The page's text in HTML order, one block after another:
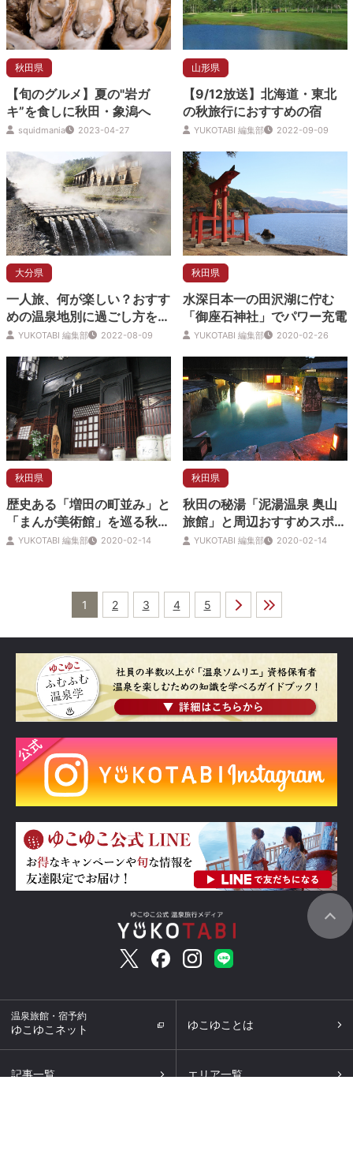
秋田県
【旬のグルメ】夏の"岩ガ
キ”を食しに秋田・象潟へ
squidmania 2023-04-27
山形県
【9/12放送】北海道・東北
の秋旅行におすすめの宿
YUKOTABI 編集部 2022-09-09
大分県
一人旅、何が楽しい？おすす
めの温泉地別に過ごし方をご
紹介YUKOTABI 編集部 2022-08-09
秋田県
水深日本一の田沢湖に佇む
「御座石神社」でパワー充電
YUKOTABI 編集部 2020-02-26
秋田県
歴史ある「増田の町並み」と
「まんが美術館」を巡る秋田
旅YUKOTABI 編集部 2020-02-14
秋田県
秋田の秘湯「泥湯温泉 奥山
旅館」と周辺おすすめスポッ
トYUKOTABI 編集部 2020-02-14
1 2 3 4 5
温泉旅館・宿予約
ゆこゆこネット ゆこゆことは
記事一覧 エリア一覧